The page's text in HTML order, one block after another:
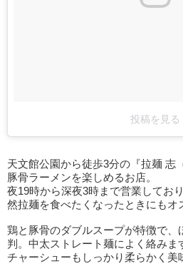
投稿を見る
天文館公園から徒歩3分の『拉麺 志
豚骨ラーメンを楽しめるお店。
夜19時から深夜3時まで営業してお
然拉麺を食べたくなったときにもオ
鶏と豚骨のダブルスープが特徴で、
判。中太ストレート麺によく絡みま
チャーシューもしっかり柔らかく美